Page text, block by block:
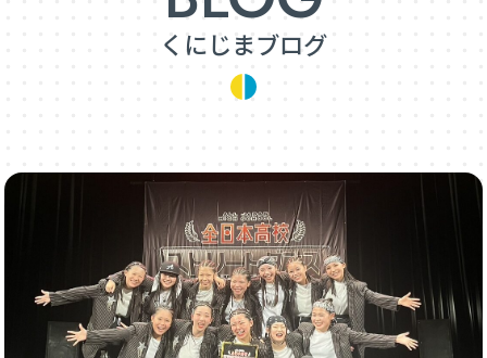
くにじまブログ